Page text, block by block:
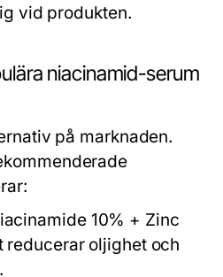
vid produkten.
niacinamid-serum
på marknaden.
10% + Zinc
reducerar oljighet och